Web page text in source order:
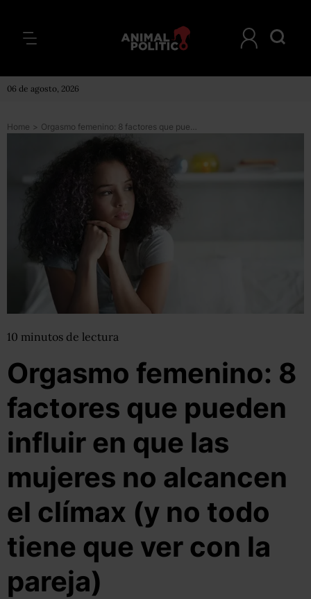
06 de agosto, 2026
Home > Orgasmo femenino: 8 factores que pueden influir en que las mujeres no alcancen el clímax (y no todo tiene que ver con la pareja)
10 minutos de lectura
Orgasmo femenino: 8
factores que pueden
influir en que las
mujeres no alcancen
el clímax (y no todo
tiene que ver con la
pareja)